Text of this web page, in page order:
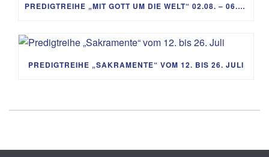
PREDIGTREIHE „MIT GOTT UM DIE WELT“ 02.08. – 06.09.
PREDIGTREIHE „SAKRAMENTE“ VOM 12. BIS 26. JULI